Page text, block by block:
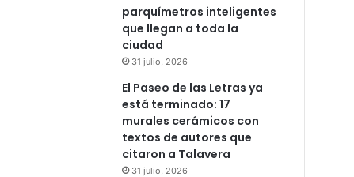
parquímetros inteligentes
que llegan a toda la
ciudad
31 julio, 2026
El Paseo de las Letras ya
está terminado: 17
murales cerámicos con
textos de autores que
citaron a Talavera
31 julio, 2026